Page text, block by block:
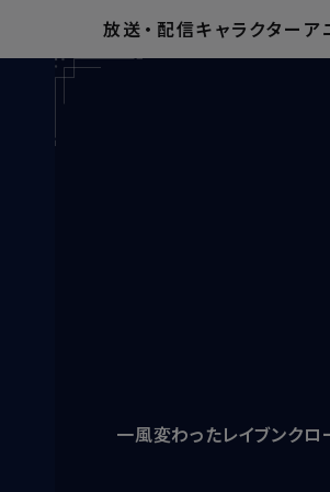
放送 ・ 配信キャラクター ア
一風変わったレイブンクロ